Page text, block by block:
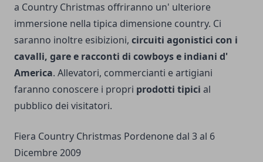
a Country Christmas offriranno un' ulteriore
immersione nella tipica dimensione country. Ci
saranno inoltre esibizioni, circuiti agonistici con i
cavalli, gare e racconti di cowboys e indiani d'
America. Allevatori, commercianti e artigiani
faranno conoscere i propri prodotti tipici al
pubblico dei visitatori.
Fiera Country Christmas Pordenone dal 3 al 6
Dicembre 2009